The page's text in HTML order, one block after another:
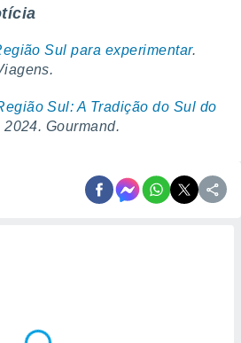
Sul para experimentar.
Sul: A Tradição do Sul do
Gourmand.